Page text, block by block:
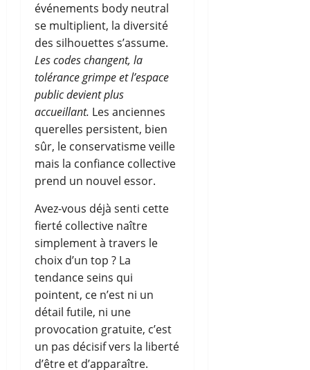
événements body neutral
se multiplient, la diversité
des silhouettes s’assume.
Les codes changent, la
tolérance grimpe et l’espace
public devient plus
accueillant. Les anciennes
querelles persistent, bien
sûr, le conservatisme veille
mais la confiance collective
prend un nouvel essor.
Avez-vous déjà senti cette
fierté collective naître
simplement à travers le
choix d’un top ? La
tendance seins qui
pointent, ce n’est ni un
détail futile, ni une
provocation gratuite, c’est
un pas décisif vers la liberté
d’être et d’apparaître.